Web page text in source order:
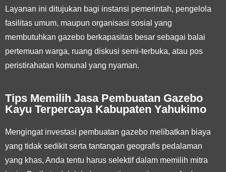
Layanan ini ditujukan bagi instansi pemerintah, pengelola
fasilitas umum, maupun organisasi sosial yang
membutuhkan gazebo berkapasitas besar sebagai balai
pertemuan warga, ruang diskusi semi-terbuka, atau pos
peristirahatan komunal yang nyaman.
Tips Memilih Jasa Pembuatan Gazebo
Kayu Terpercaya Kabupaten Yahukimo
Mengingat investasi pembuatan gazebo melibatkan biaya
yang tidak sedikit serta tantangan geografis pedalaman
yang khas, Anda tentu harus selektif dalam memilih mitra